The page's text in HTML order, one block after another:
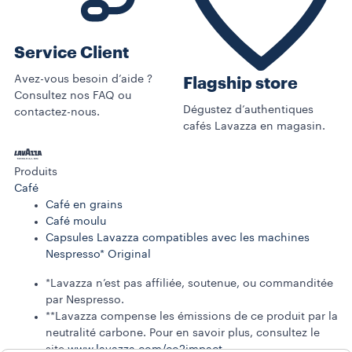
Service Client
Avez-vous besoin d’aide ?
Consultez nos FAQ ou
contactez-nous.
Flagship store
Dégustez d’authentiques
cafés Lavazza en magasin.
Produits
Café
Café en grains
Café moulu
Capsules Lavazza compatibles avec les machines
Nespresso* Original
*Lavazza n’est pas affiliée, soutenue, ou commanditée
par Nespresso.
**Lavazza compense les émissions de ce produit par la
neutralité carbone. Pour en savoir plus, consultez le
sitewww.lavazza.com/co2impact​